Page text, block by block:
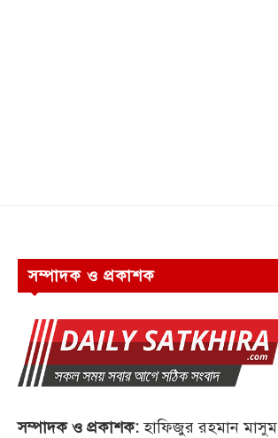
সম্পাদক ও প্রকাশক
সম্পাদক ও প্রকাশক:হাফিজুর রহমান মাসুম